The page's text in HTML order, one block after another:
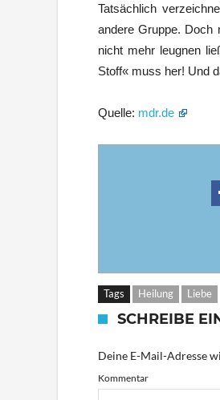
Tatsächlich
andere Gruppe. Doch
nicht mehr leugnen
Stoff« muss her! Und
Quelle: mdr.de
Tags Heilung Liebe
SCHREIBE
Deine E-Mail-Adresse
Kommentar